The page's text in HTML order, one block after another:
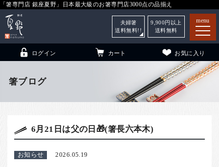
「箸専門店 銀座夏野」日本最大級のお箸専門店3000点の品揃え
menu
子供和食器（贈答用・自宅用）
ログイン カート お気に入り
夫婦箸
送料無料!!
9,900 円以上
送料無料
箸ブログ
6月21日は父の日🎁(箸長六本木)
お知らせ 2026.05.19